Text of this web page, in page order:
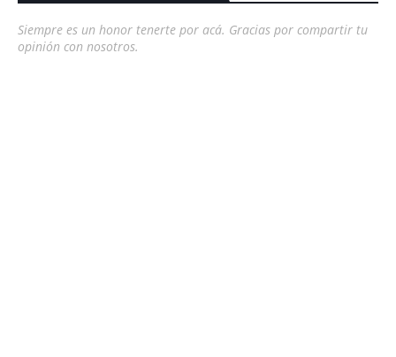
Siempre es un honor tenerte por acá. Gracias por compartir tu
opinión con nosotros.